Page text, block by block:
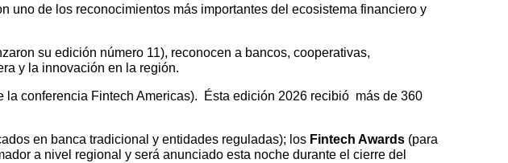
uno de los reconocimientos más importantes del ecosistema financiero y
su edición número 11), reconocen a bancos, cooperativas,
y la innovación en la región.
la conferencia Fintech Americas). Ésta edición 2026 recibió más de 360
en banca tradicional y entidades reguladas); los Fintech Awards (para
a nivel regional y será anunciado esta noche durante el cierre del